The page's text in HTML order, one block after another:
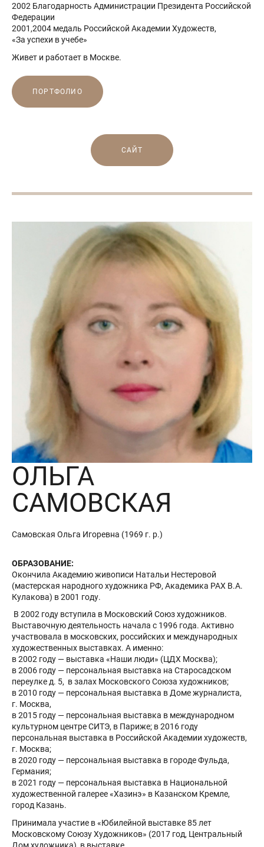
2002 Благодарность Администрации Президента Российской
Федерации
2001,2004 медаль Российской Академии Художеств,
«За успехи в учебе»
Живет и работает в Москве.
ПОРТФОЛИО
САЙТ
ОЛЬГА
САМОВСКАЯ
Самовская Ольга Игоревна (1969 г. р.)
ОБРАЗОВАНИЕ:
Окончила Академию живописи Натальи Нестеровой
(мастерская народного художника РФ, Академика РАХ В.А.
Кулакова) в 2001 году.
В 2002 году вступила в Московский Союз художников.
Выставочную деятельность начала с 1996 года. Активно
участвовала в московских, российских и международных
художественных выставках. А именно:
в 2002 году — выставка «Наши люди» (ЦДХ Москва);
в 2006 году — персональная выставка на Старосадском
переулке д. 5, в залах Московского Союза художников;
в 2010 году — персональная выставка в Доме журналиста,
г. Москва,
в 2015 году — персональная выставка в международном
культурном центре СИТЭ, в Париже; в 2016 году
персональная выставка в Российской Академии художеств,
г. Москва;
в 2020 году — персональная выставка в городе Фульда,
Германия;
в 2021 году — персональная выставка в Национальной
художественной галерее «Хазинэ» в Казанском Кремле,
город Казань.
Принимала участие в «Юбилейной выставке 85 лет
Московскому Союзу Художников» (2017 год, Центральный
Дом художника), в выставке